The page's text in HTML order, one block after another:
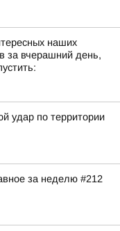
наших
за вчерашний день,
удар по территории
за неделю #212